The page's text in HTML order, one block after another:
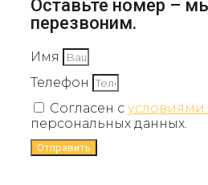
Оставьте номер –
перезвоним.
Имя
Телефон
Согласен с условиями
персональных данных.
Отправить